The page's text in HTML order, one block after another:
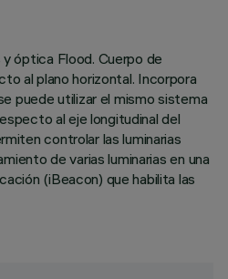
óptica Flood. Cuerpo de
al plano horizontal. Incorpora
puede utilizar el mismo sistema
al eje longitudinal del
controlar las luminarias
de varias luminarias en una
(iBeacon) que habilita las